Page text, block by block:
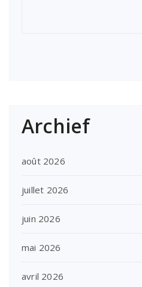
Archief
août 2026
juillet 2026
juin 2026
mai 2026
avril 2026